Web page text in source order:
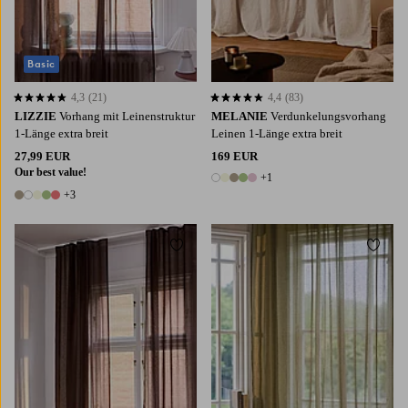
LIZZIE Vorhang mit Leinenstruktur
1-Länge extra breit
27,99 EUR
Our best value!
8 Farben
+3
4,3 basierend auf 21 Bewertungen
4,3 (21)
Basic
MELANIE Verdunkelungsvorhang
Leinen 1-Länge extra breit
169 EUR
6 Farben
+1
4,4 basierend auf 83 Bewertungen
4,4 (83)
Zu Favoriten hinzufügen
220
Zu
220250